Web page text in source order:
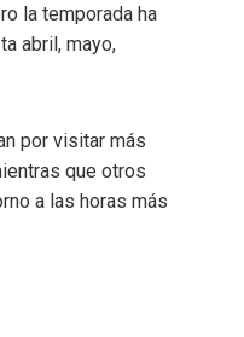
la temporada ha
abril, mayo,
por visitar más
que otros
a las horas más